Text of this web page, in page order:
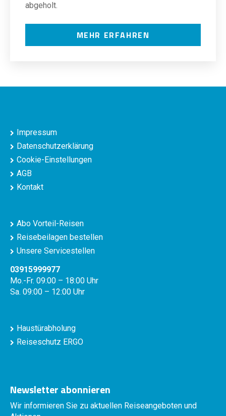
abgeholt.
MEHR ERFAHREN
Impressum
Datenschutzerklärung
Cookie-Einstellungen
AGB
Kontakt
Abo Vorteil-Reisen
Reisebeilagen bestellen
Unsere Servicestellen
03915999977
Mo.-Fr. 09:00 – 18:00 Uhr
Sa. 09:00 – 12:00 Uhr
Haustürabholung
Reiseschutz ERGO
Newsletter abonnieren
Wir informieren Sie zu aktuellen Reiseangeboten und